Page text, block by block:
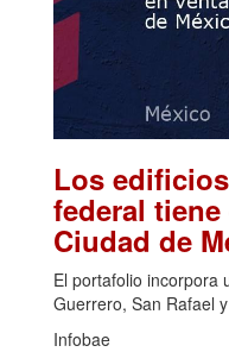
Los
federal
Ciudad de
El portafolio incorpora
Guerrero, San Rafael
Infobae